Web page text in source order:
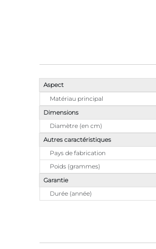
Aspect
Matériau principal
Dimensions
Diamètre (en cm)
Autres caractéristiques
Pays de fabrication
Poids (grammes)
Garantie
Durée (année)